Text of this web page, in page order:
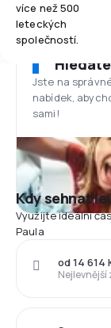
více než 500
leteckých
společností.
Jste na
nabídek,
sami!
Kdy sehnat
Využijte ideální
Paula
od 14 614